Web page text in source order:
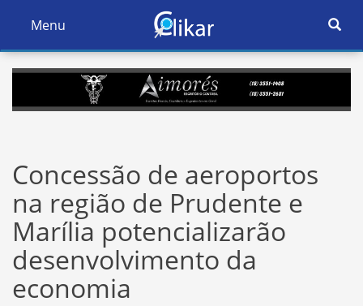
Ativar
Navegação
Menu
Ativar
Concessão de aeroportos
na região de Prudente e
Marília potencializarão
desenvolvimento da
economia